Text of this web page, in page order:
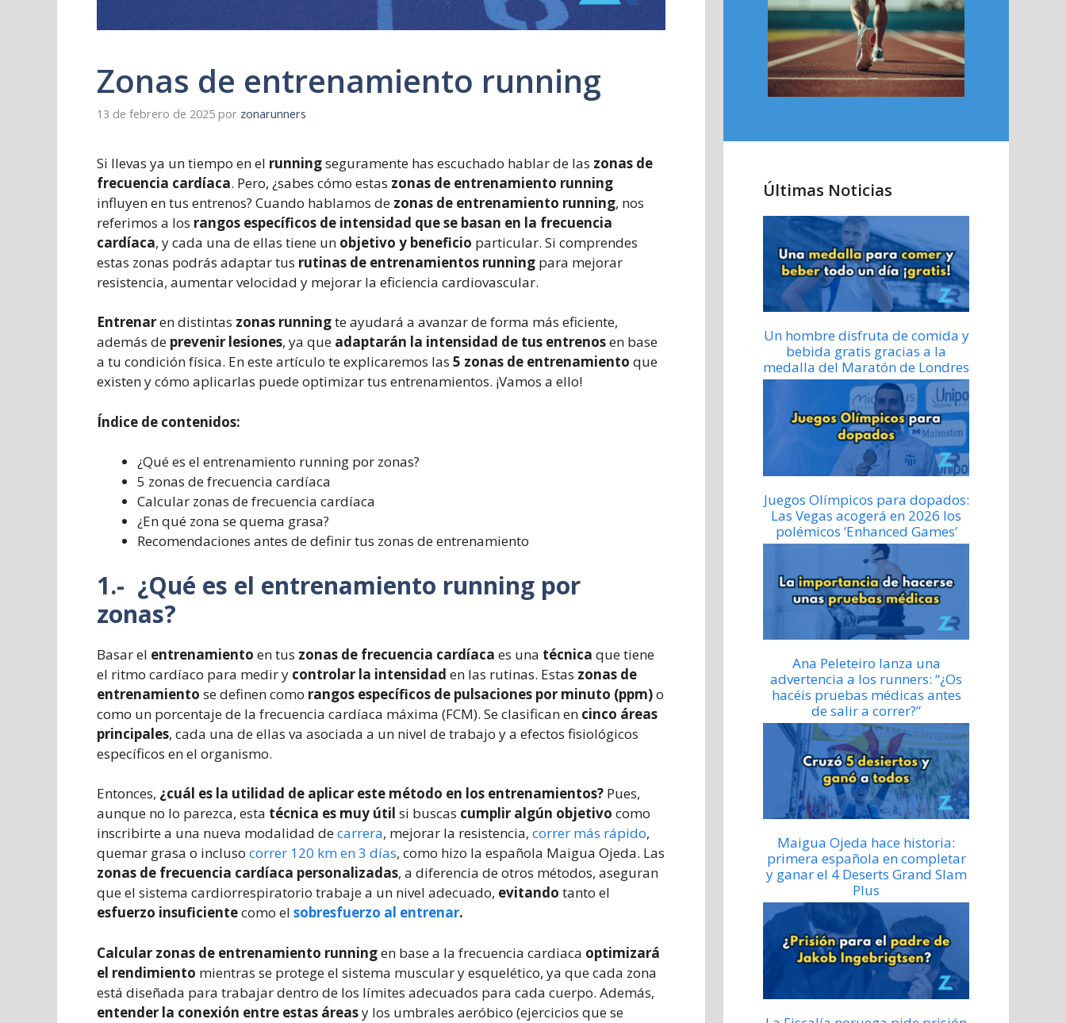
Zonas de entrenamiento running
13 de febrero de 2025 por zonarunners
Si llevas ya un tiempo en el runningseguramente has escuchado hablar de las zonas de
frecuencia cardíaca. Pero, ¿sabes cómo estas zonas de entrenamiento running
influyen en tus entrenos? Cuando hablamos de zonas de entrenamiento running, nos
referimos a los rangos específicos de intensidad que se basan en la frecuencia
cardíaca, y cada una de ellas tiene un objetivo y beneficio particular. Si comprendes
estas zonas podrás adaptar tus rutinas de entrenamientos running para mejorar
resistencia, aumentar velocidad y mejorar la eficiencia cardiovascular.
Entrenaren distintas zonas runningte ayudará a avanzar de forma más eficiente,
además de prevenir lesiones, ya que adaptarán la intensidad de tus entrenosen base
a tu condición física. En este artículo te explicaremos las 5 zonas de entrenamiento que
existen y cómo aplicarlas puede optimizar tus entrenamientos. ¡Vamos a ello!
Índice de contenidos:
¿Qué es el entrenamiento running por zonas?
5 zonas de frecuencia cardíaca
Calcular zonas de frecuencia cardíaca
¿En qué zona se quema grasa?
Recomendaciones antes de definir tus zonas de entrenamiento
1.- ¿Qué es el entrenamiento running por
zonas?
Basar el entrenamiento en tus zonas de frecuencia cardíaca es una técnica que tiene
el ritmo cardíaco para medir y controlar la intensidad en las rutinas. Estas zonas de
entrenamiento se definen como rangos específicos de pulsaciones por minuto (ppm)o
como un porcentaje de la frecuencia cardíaca máxima (FCM). Se clasifican en cinco áreas
principales, cada una de ellas va asociada a un nivel de trabajo y a efectos fisiológicos
específicos en el organismo.
Entonces, ¿cuál es la utilidad de aplicar este método en los entrenamientos? Pues,
aunque no lo parezca, esta técnica es muy útil si buscas cumplir algún objetivo como
inscribirte a una nueva modalidad decarrera, mejorar la resistencia, correr más rápido,
quemar grasa o incluso correr 120 km en 3 días, como hizo la española Maigua Ojeda. Las
zonas de frecuencia cardíaca personalizadas, a diferencia de otros métodos, aseguran
que el sistema cardiorrespiratorio trabaje a un nivel adecuado, evitando tanto el
esfuerzo insuficientecomo el sobresfuerzo al entrenar.
Calcular zonas de entrenamiento runningen base a la frecuencia cardiaca optimizará
el rendimiento mientras se protege el sistema muscular y esquelético, ya que cada zona
está diseñada para trabajar dentro de los límites adecuados para cada cuerpo. Además,
entender la conexión entre estas áreasy los umbrales aeróbico (ejercicios que se
Últimas Noticias
Un hombre disfruta de comida y
bebida gratis gracias a la
medalla del Maratón de Londres
Juegos Olímpicos para dopados:
Las Vegas acogerá en 2026 los
polémicos ‘Enhanced Games’
Ana Peleteiro lanza una
advertencia a los runners: “¿Os
hacéis pruebas médicas antes
de salir a correr?”
Maigua Ojeda hace historia:
primera española en completar
y ganar el 4 Deserts Grand Slam
Plus